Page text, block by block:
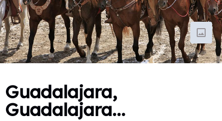
photo
Guadalajara,
Guadalajara...